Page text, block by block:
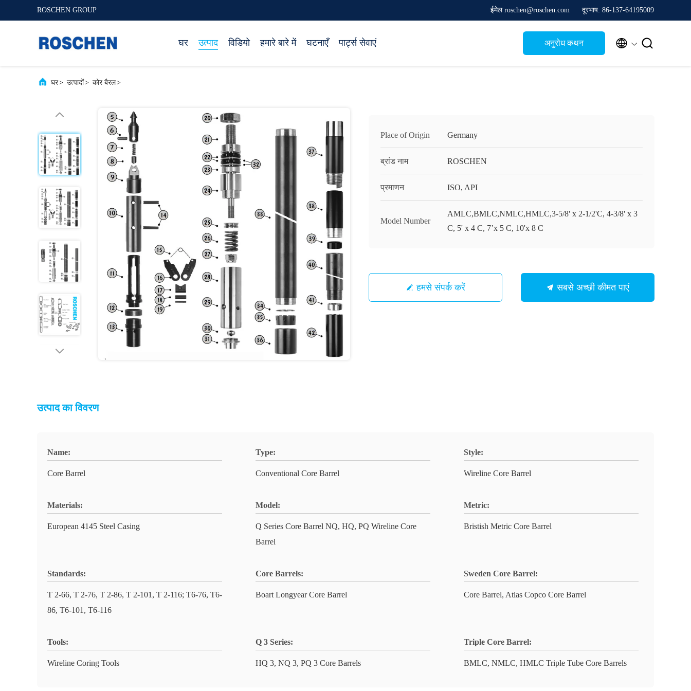
ROSCHEN GROUP ईमेल roschen@roschen.com दूरभाष: 86-137-64195009
घर उत्पाद विडियो हमारे बारे में घटनाएँ पार्ट्स सेवाएं अनुरोध कथन  
घर> उत्पादों> कोर बैरल>
Place of Origin Germany
ब्रांड नाम ROSCHEN
प्रमाणन ISO, API
Model Number
AMLC,BMLC,NMLC,HMLC,3-5/8' x 2-1/2'C, 4-3/8' x 3
C, 5' x 4 C, 7’x 5 C, 10'x 8 C
हमसे संपर्क करें सबसे अच्छी कीमत पाएं
उत्पाद का विवरण
Name:
Core Barrel
Type:
Conventional Core Barrel
Style:
Wireline Core Barrel
Materials:
European 4145 Steel Casing
Model:
Q Series Core Barrel NQ, HQ, PQ Wireline Core
Barrel
Metric:
Bristish Metric Core Barrel
Standards:
T 2-66, T 2-76, T 2-86, T 2-101, T 2-116; T6-76, T6-
86, T6-101, T6-116
Core Barrels:
Boart Longyear Core Barrel
Sweden Core Barrel:
Core Barrel, Atlas Copco Core Barrel
Tools:
Wireline Coring Tools
Q 3 Series:
HQ 3, NQ 3, PQ 3 Core Barrels
Triple Core Barrel:
BMLC, NMLC, HMLC Triple Tube Core Barrels